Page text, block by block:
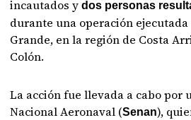
incautados y dos personas
durante una operación
Grande, en la región de Costa
Colón.
La acción fue llevada a cabo por
Nacional Aeronaval (Senan),